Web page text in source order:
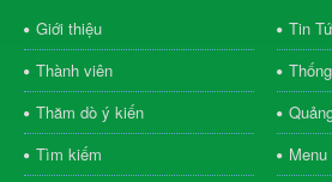
Giới thiệu
Tin
Thành viên
Thăm dò ý kiến
Tìm kiếm